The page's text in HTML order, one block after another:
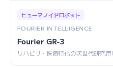
ヒューマノイドロボット
FOURIER INTELLIGENCE
Fourier GR-3
リハビリ・医療特化の次世代研究